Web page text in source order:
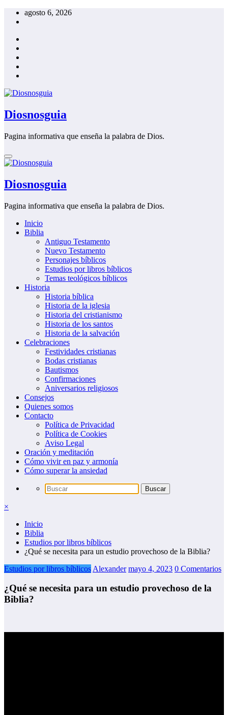
Saltar
agosto 6, 2026
Diosnosguia
Pagina informativa que enseña la palabra de Dios.
Diosnosguia
Pagina informativa que enseña la palabra de Dios.
Inicio
Biblia
Antiguo Testamento
Nuevo Testamento
Personajes bíblicos
Estudios por libros bíblicos
Temas teológicos bíblicos
Historia
Historia bíblica
Historia de la iglesia
Historia del cristianismo
Historia de los santos
Historia de la salvación
Celebraciones
Festividades cristianas
Bodas cristianas
Bautismos
Confirmaciones
Aniversarios religiosos
Consejos
Quienes somos
Contacto
Política de Privacidad
Política de Cookies
Aviso Legal
Oración y meditación
Cómo vivir en paz y armonía
Cómo superar la ansiedad
×
Inicio
Biblia
Estudios por libros bíblicos
¿Qué se necesita para un estudio provechoso de la Biblia?
Estudios por libros bíblicos Alexander mayo 4, 2023 0 Comentarios
¿Qué se necesita para un estudio provechoso de la
Biblia?